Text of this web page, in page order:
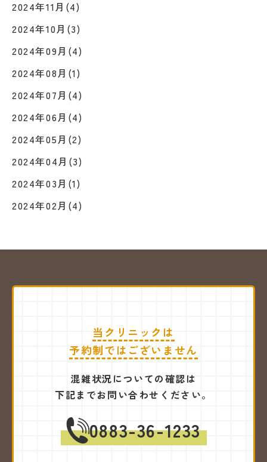
2024年11月(4)
2024年10月(3)
2024年09月(4)
2024年08月(1)
2024年07月(4)
2024年06月(4)
2024年05月(2)
2024年04月(3)
2024年03月(1)
2024年02月(4)
当クリニックは
予約制ではございません
混雑状況についての確認は
下記までお問い合わせください。
0883-36-1233